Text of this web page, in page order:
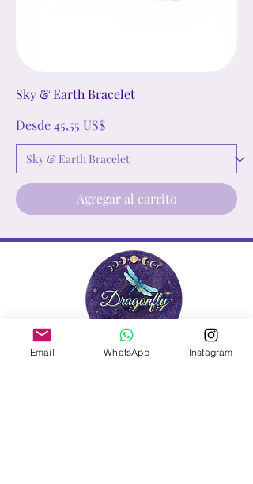
Sky & Earth Bracelet
Desde45,55 US$
Precio de oferta
Agregar al carrito
Email WhatsApp Instagram